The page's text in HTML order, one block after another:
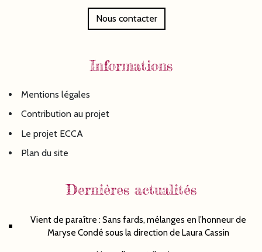
Nous contacter
Informations
Mentions légales
Contribution au projet
Le projet ECCA
Plan du site
Dernières actualités
Vient de paraître : Sans fards, mélanges en l’honneur de
Maryse Condé sous la direction de Laura Cassin